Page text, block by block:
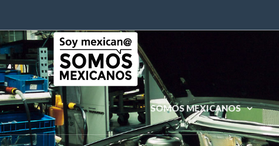
SOMOS MEXICANOS